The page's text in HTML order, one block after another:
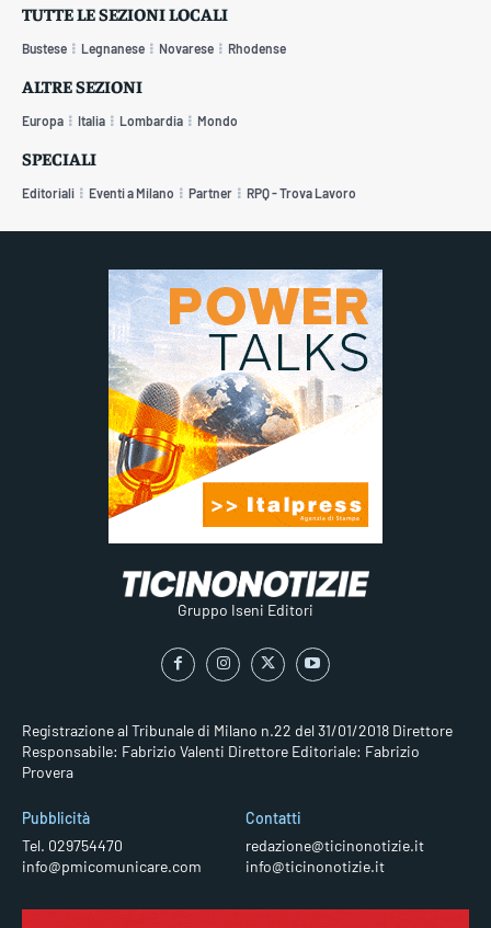
TUTTE LE SEZIONI LOCALI
Bustese Legnanese Novarese Rhodense
ALTRE SEZIONI
Europa Italia Lombardia Mondo
SPECIALI
Editoriali Eventi a Milano Partner RPQ - Trova Lavoro
Gruppo Iseni Editori
Registrazione al Tribunale di Milano n.22 del 31/01/2018 Direttore
Responsabile: Fabrizio Valenti Direttore Editoriale: Fabrizio
Provera
Pubblicità
Tel. 029754470
info@pmicomunicare.com
Contatti
redazione@ticinonotizie.it
info@ticinonotizie.it